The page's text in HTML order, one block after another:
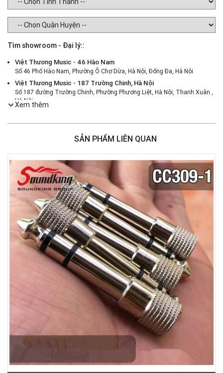
Tìm showroom - Đại lý::
Việt Thương Music - 46 Hào Nam
Số 46 Phố Hào Nam, Phường Ô Chợ Dừa, Hà Nội, Đống Đa, Hà Nội
Việt Thương Music - 187 Trường Chinh, Hà Nội
Số 187 đường Trường Chinh, Phường Phương Liệt, Hà Nội, Thanh Xuân ,
Hà Nội
386 Cách Mạng Tháng Tám, Phường Nhiêu Lộc, TPHCM, Quận 3, Hồ Chí
Việt Thương Music - 369 Điện Biên Phủ
Việt Thương Music - 180 Võ Thị Sáu
180B Võ Thị Sáu, Phường Xuân Hòa, TPHCM, Quận 3, Hồ Chí Minh
Việt Thương Music - Crescent Mall
6F-01 Tầng 6 Trung Tâm Thương Mại Crescent Mall, 101 Tôn Dật Tiên,
Phường Tân Mỹ, TPHCM, Quận 7, Hồ Chí Minh
Việt Thương Music - 49E Phan Đăng Lưu
49E Phan Đăng Lưu, Phường Bình Thạnh, TPHCM, Quận Bình Thạnh, Hồ
Chí Minh
Việt Thương Music - Phường Gò Vấp
11 Đường số 3, Khu dân cư Cityland Park Hill, Phường Gò Vấp, TPHCM,
Quận Gò Vấp, Hồ Chí Minh
Việt Thương Music - 442 Lũy Bán Bích
442 Lũy Bán Bích, Phường Tân Phú, TPHCM, Quận Tân Phú, Hồ Chí Minh
Việt Thương Music - 102Q An Dương Vương
102Q Đường An Dương Vương, Phường An Đông, TPHCM, Quận 5, Hồ Chí
Việt Thương Music - 12 Quốc Hương
Tầng G, Tòa nhà Thảo Điền Pearl, 12 Quốc Hương, Phường An Khánh,
357 Cộng Hòa, Phường Tân Bình, TPHCM, Quận Tân Bình, Hồ Chí Minh
Xem thêm
SẢN PHẨM LIÊN QUAN